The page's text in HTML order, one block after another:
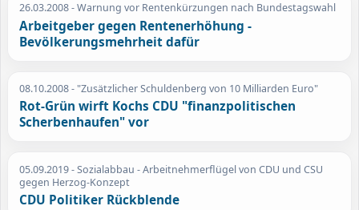
26.03.2008- Warnung vor Rentenkürzungen nach Bundestagswahl
Arbeitgeber gegen Rentenerhöhung -
Bevölkerungsmehrheit dafür
08.10.2008- "Zusätzlicher Schuldenberg von 10 Milliarden Euro"
Rot-Grün wirft Kochs CDU "finanzpolitischen
Scherbenhaufen" vor
05.09.2019- Sozialabbau - Arbeitnehmerflügel von CDU und CSU
gegen Herzog-Konzept
CDU Politiker Rückblende